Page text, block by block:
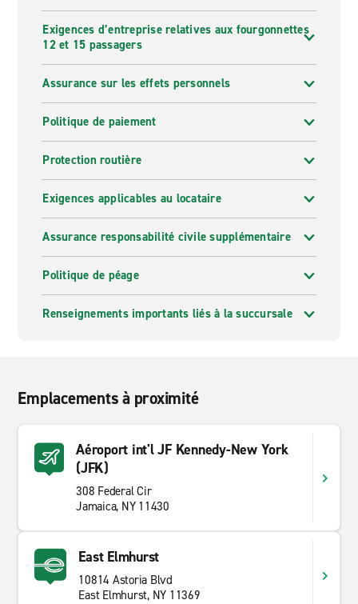
Exigences d’entreprise relatives aux fourgonnettes
12 et 15 passagers
Assurance sur les effets personnels
Politique de paiement
Protection routière
Exigences applicables au locataire
Assurance responsabilité civile supplémentaire
Politique de péage
Renseignements importants liés à la succursale
Emplacements à proximité
Aéroport int'l JF Kennedy-New York
(JFK)
308 Federal Cir
Jamaica, NY 11430
East Elmhurst
10814 Astoria Blvd
East Elmhurst, NY 11369